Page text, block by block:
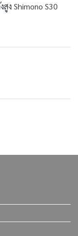
ง Shimono S30